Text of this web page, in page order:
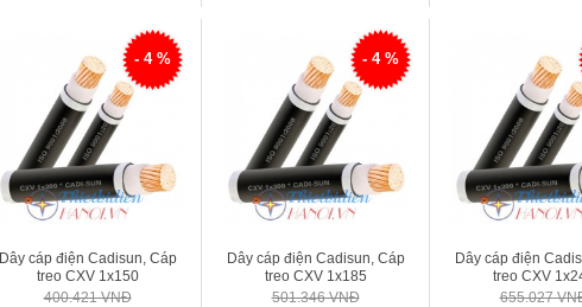
- 4 %
Dây cáp điện Cadisun, Cáp
treo CXV 1x150
400.421 VNĐ
- 4 %
Dây cáp điện Cadisun, Cáp
treo CXV 1x185
501.346 VNĐ
Dây cáp điện
treo CXV
655.027